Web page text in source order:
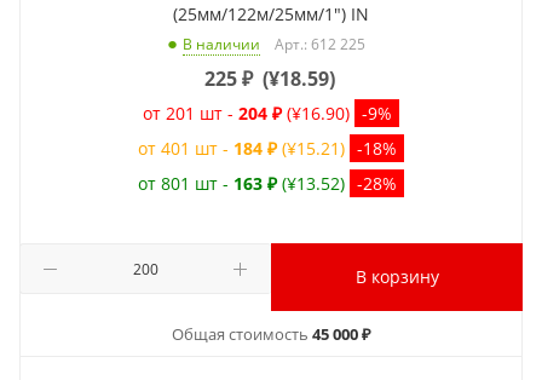
(25мм/122м/25мм/1") IN
В наличии Арт.: 612 225
225₽ (¥18.59)
от 201 шт - 204 ₽ (¥16.90) -9%
от 401 шт - 184 ₽ (¥15.21) -18%
от 801 шт - 163 ₽ (¥13.52) -28%
В корзину
Общая стоимость 45 000 ₽